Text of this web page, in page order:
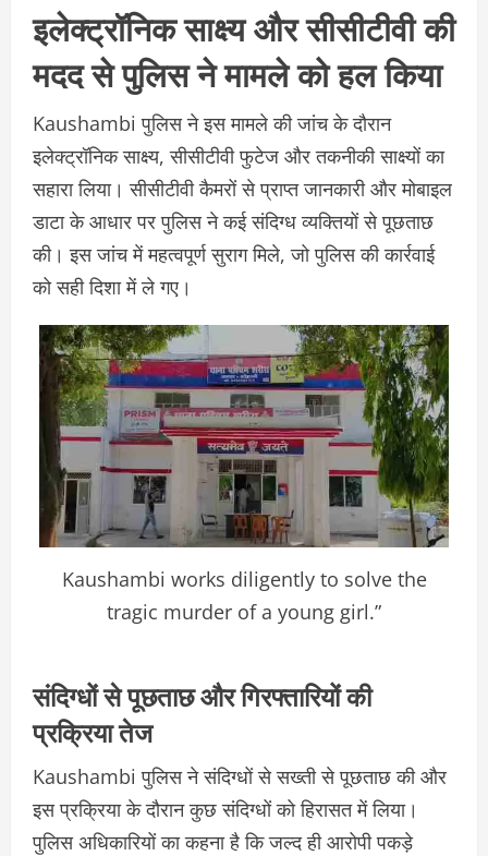
इलेक्ट्रॉनिक साक्ष्य और सीसीटीवी की
मदद से पुलिस ने मामले को हल किया
Kaushambi पुलिस ने इस मामले की जांच के दौरान
इलेक्ट्रॉनिक साक्ष्य, सीसीटीवी फुटेज और तकनीकी साक्ष्यों का
सहारा लिया। सीसीटीवी कैमरों से प्राप्त जानकारी और मोबाइल
डाटा के आधार पर पुलिस ने कई संदिग्ध व्यक्तियों से पूछताछ
की। इस जांच में महत्वपूर्ण सुराग मिले, जो पुलिस की कार्रवाई
को सही दिशा में ले गए।
Kaushambi works diligently to solve the
tragic murder of a young girl.”
संदिग्धों से पूछताछ और गिरफ्तारियों की
प्रक्रिया तेज
Kaushambi पुलिस ने संदिग्धों से सख्ती से पूछताछ की और
इस प्रक्रिया के दौरान कुछ संदिग्धों को हिरासत में लिया।
पुलिस अधिकारियों का कहना है कि जल्द ही आरोपी पकड़े